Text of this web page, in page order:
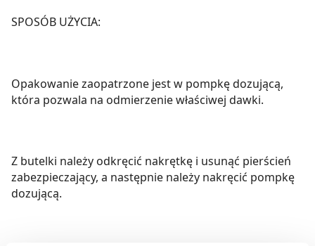
SPOSÓB UŻYCIA:
Opakowanie zaopatrzone jest w pompkę dozującą,
która pozwala na odmierzenie właściwej dawki.
Z butelki należy odkręcić nakrętkę i usunąć pierścień
zabezpieczający, a następnie należy nakręcić pompkę
dozującą.